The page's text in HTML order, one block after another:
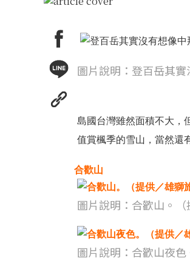
圖片說明：登百岳其實
島國台灣雖然面積不大，
值賞楓季的雪山，當然還
合歡山
圖片說明：合歡山。（
圖片說明：合歡山夜色